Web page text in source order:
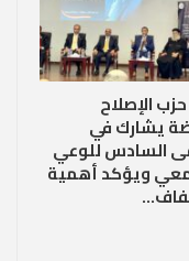
الإصلاح
يشارك في
السادس للوعي
ويؤكد أهمية